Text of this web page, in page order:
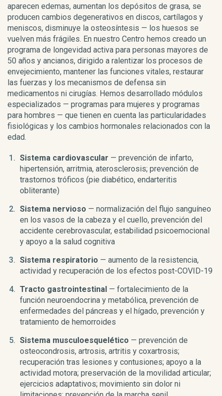
aparecen edemas, aumentan los depósitos de grasa, se
producen cambios degenerativos en discos, cartílagos y
meniscos, disminuye la osteosíntesis — los huesos se
vuelven más frágiles. En nuestro Centro hemos creado un
programa de longevidad activa para personas mayores de
50 años y ancianos, dirigido a ralentizar los procesos de
envejecimiento, mantener las funciones vitales, restaurar
las fuerzas y los mecanismos de defensa sin
medicamentos ni cirugías. Hemos desarrollado módulos
especializados — programas para mujeres y programas
para hombres — que tienen en cuenta las particularidades
fisiológicas y los cambios hormonales relacionados con la
edad.
Sistema cardiovascular — prevención de infarto,
hipertensión, arritmia, aterosclerosis; prevención de
trastornos tróficos (pie diabético, endarteritis
obliterante)
Sistema nervioso — normalización del flujo sanguíneo
en los vasos de la cabeza y el cuello, prevención del
accidente cerebrovascular, estabilidad psicoemocional
y apoyo a la salud cognitiva
Sistema respiratorio — aumento de la resistencia,
actividad y recuperación de los efectos post-COVID-19
Tracto gastrointestinal — fortalecimiento de la
función neuroendocrina y metabólica, prevención de
enfermedades del páncreas y el hígado, prevención y
tratamiento de hemorroides
Sistema musculoesquelético — prevención de
osteocondrosis, artrosis, artritis y coxartrosis;
recuperación tras lesiones y contusiones; apoyo a la
actividad motora; preservación de la movilidad articular;
ejercicios adaptativos; movimiento sin dolor ni